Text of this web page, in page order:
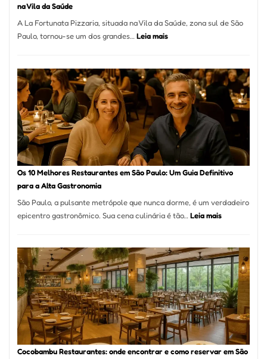
na Vila da Saúde
A La Fortunata Pizzaria, situada na Vila da Saúde, zona sul de São
Paulo, tornou-se um dos grandes…Leia mais:
Pizzaria:
tradição
em
pizza
artesanal
forno
à
Vila
da
Os 10 Melhores Restaurantes em São Paulo: Um Guia Definitivo
para a Alta Gastronomia
São Paulo, a pulsante metrópole que nunca dorme, é um verdadeiro
epicentro gastronômico. Sua cena culinária é tão… Leia mais:
Melhores
Restaurantes
em
São
Paulo:
Um
Guia
Definitivo
Cocobambu Restaurantes: onde encontrar e como reservar em São